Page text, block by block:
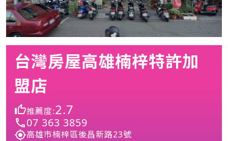
台灣房屋高雄楠梓特許加
盟店
推薦度:2.7
07 363 3859
高雄市楠梓區後昌新路23號